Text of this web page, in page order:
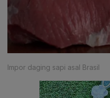
Impor daging sapi asal Brasil